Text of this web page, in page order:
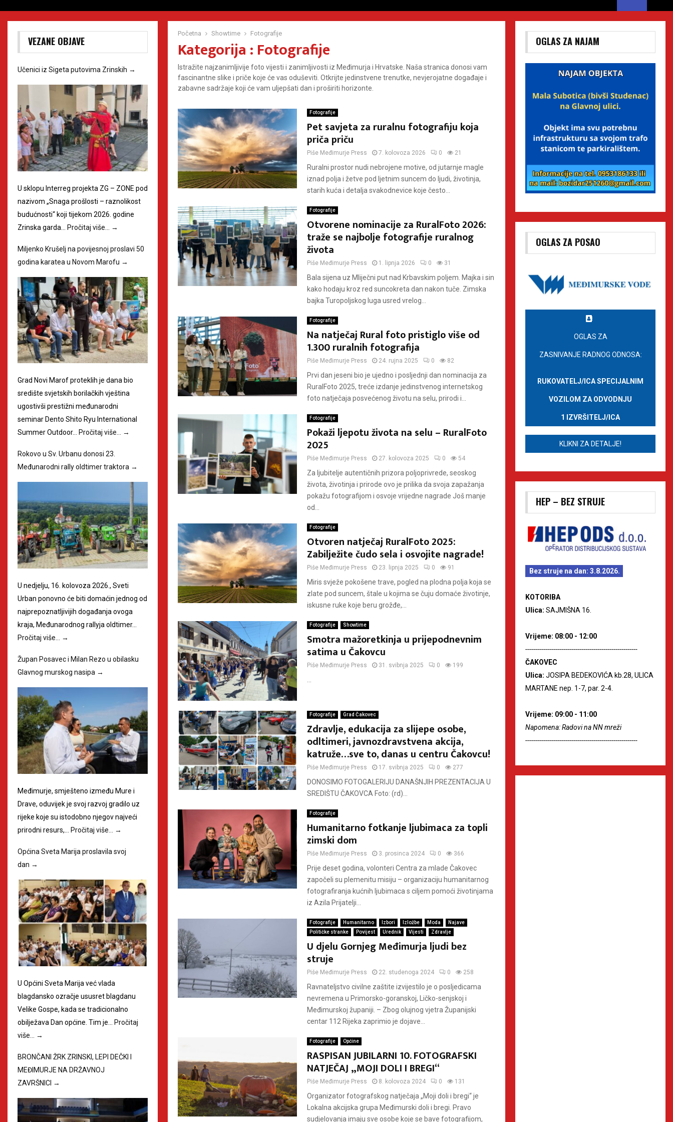
Početna Showtime Fotografije
Kategorija : Fotografije
Istražite najzanimljivije foto vijesti i zanimljivosti iz Međimurja i Hrvatske. Naša stranica donosi vam
fascinantne slike i priče koje će vas oduševiti. Otkrijte jedinstvene trenutke, nevjerojatne događaje i
zabavne sadržaje koji će vam uljepšati dan i proširiti horizonte.
Fotografije
Pet savjeta za ruralnu fotografiju koja
priča priču
Piše Međimurje Press 7. kolovoza 2026 0 21
Ruralni prostor nudi nebrojene motive, od jutarnje magle
iznad polja i žetve pod ljetnim suncem do ljudi, životinja,
starih kuća i detalja svakodnevice koje često...
Fotografije
Otvorene nominacije za RuralFoto 2026:
traže se najbolje fotografije ruralnog
života
Piše Međimurje Press 1. lipnja 2026 0 31
Bala sijena uz Mliječni put nad Krbavskim poljem. Majka i sin
kako hodaju kroz red suncokreta dan nakon tuče. Zimska
bajka Turopoljskog luga usred vrelog...
Fotografije
Na natječaj Rural foto pristiglo više od
1.300 ruralnih fotografija
Piše Međimurje Press 24. rujna 2025 0 82
Prvi dan jeseni bio je ujedno i posljednji dan nominacija za
RuralFoto 2025, treće izdanje jedinstvenog internetskog
foto natječaja posvećenog životu na selu, prirodi i...
Fotografije
Pokaži ljepotu života na selu – RuralFoto
2025
Piše Međimurje Press 27. kolovoza 2025 0 54
Za ljubitelje autentičnih prizora poljoprivrede, seoskog
života, životinja i prirode ovo je prilika da svoja zapažanja
pokažu fotografijom i osvoje vrijedne nagrade Još manje
od...
Fotografije
Otvoren natječaj RuralFoto 2025:
Zabilježite čudo sela i osvojite nagrade!
Piše Međimurje Press 23. lipnja 2025 0 91
Miris svježe pokošene trave, pogled na plodna polja koja se
zlate pod suncem, štale u kojima se čuju domaće životinje,
iskusne ruke koje beru grožđe,...
Fotografije Showtime
Smotra mažoretkinja u prijepodnevnim
satima u Čakovcu
Piše Međimurje Press 31. svibnja 2025 0 199
Fotografije Grad Čakovec
Zdravlje, edukacija za slijepe osobe,
odltimeri, javnozdravstvena akcija,
katruže…sve to, danas u centru Čakovcu!
Piše Međimurje Press 17. svibnja 2025 0 277
DONOSIMO FOTOGALERIJU DANAŠNJIH PREZENTACIJA U
SREDIŠTU ČAKOVCA Foto: (rd)...
Fotografije
Humanitarno fotkanje ljubimaca za topli
zimski dom
Piše Međimurje Press 3. prosinca 2024 0 366
Prije deset godina, volonteri Centra za mlade Čakovec
započeli su plemenitu misiju – organizaciju humanitarnog
fotografiranja kućnih ljubimaca s ciljem pomoći životinjama
iz Azila Prijatelji...
Fotografije Humanitarno Izbori Izložbe Moda
Najave
Političke stranke
Povijest Urednik Vijesti Zdravlje
U djelu Gornjeg Međimurja ljudi bez
struje
Piše Međimurje Press 22. studenoga 2024 0 258
Ravnateljstvo civilne zaštite izvijestilo je o posljedicama
nevremena u Primorsko-goranskoj, Ličko-senjskoj i
Međimurskoj županiji. – Zbog olujnog vjetra Županijski
centar 112 Rijeka zaprimio je dojave...
Fotografije Općine
RASPISAN JUBILARNI 10. FOTOGRAFSKI
NATJEČAJ „MOJI DOLI I BREGI“
Piše Međimurje Press 8. kolovoza 2024 0 131
Organizator fotografskog natječaja „Moji doli i bregi“ je
Lokalna akcijska grupa Međimurski doli i bregi. Pravo
sudjelovanja imaju sve osobe koje se bave fotografijom,
VEZANE OBJAVE
Učenici iz Sigeta putovima Zrinskih →
U sklopu Interreg projekta ZG – ZONE pod
nazivom „Snaga prošlosti – raznolikost
budućnosti“ koji tijekom 2026. godine
Zrinska garda…
Pročitaj više… →
Miljenko Krušelj na povijesnoj proslavi 50
godina karatea u Novom Marofu →
Grad Novi Marof proteklih je dana bio
središte svjetskih borilačkih vještina
ugostivši prestižni međunarodni
seminar Dento Shito Ryu International
Summer Outdoor… Pročitaj više… →
Rokovo u Sv. Urbanu donosi 23.
Međunarodni rally oldtimer traktora →
U nedjelju, 16. kolovoza 2026., Sveti
Urban ponovno će biti domaćin jednog od
najprepoznatljivijih događanja ovoga
kraja, Međunarodnog rallyja oldtimer…
Pročitaj više…
→
Župan Posavec i Milan Rezo u obilasku
Glavnog murskog nasipa →
Međimurje, smješteno između Mure i
Drave, oduvijek je svoj razvoj gradilo uz
rijeke koje su istodobno njegov najveći
prirodni resurs,…
Pročitaj više… →
Općina Sveta Marija proslavila svoj
dan →
U Općini Sveta Marija već vlada
blagdansko ozračje ususret blagdanu
Velike Gospe, kada se tradicionalno
obilježava Dan općine. Tim je… Pročitaj
više…
→
BRONČANI ŽRK ZRINSKI, LEPI DEČKI I
MEĐIMURJE NA DRŽAVNOJ
ZAVRŠNICI →
OGLAS ZA NAJAM
OGLAS ZA POSAO
OGLAS ZA
ZASNIVANJE RADNOG ODNOSA:
RUKOVATELJ/ICA SPECIJALNIM
VOZILOM ZA ODVODNJU
1 IZVRŠITELJ/ICA
KLIKNI ZA DETALJE!
HEP – BEZ STRUJE
Bez struje na dan: 3.8.2026.
KOTORIBA
Ulica: SAJMIŠNA 16.
Vrijeme: 08:00 - 12:00
--------------------------------------------------------
ČAKOVEC
Ulica: JOSIPA BEDEKOVIĆA kb.28, ULICA
MARTANE nep. 1-7, par. 2-4.
Vrijeme: 09:00 - 11:00
Napomena: Radovi na NN mreži
--------------------------------------------------------